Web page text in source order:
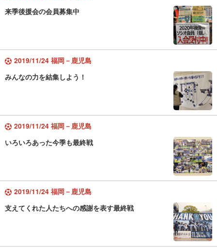
来季後援会の会員募集中
2019/11/24 福岡－鹿児島
みんなの力を結集しよう！
2019/11/24 福岡－鹿児島
いろいろあった今季も最終戦
2019/11/24 福岡－鹿児島
支えてくれた人たちへの感謝を表す最終戦